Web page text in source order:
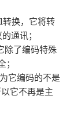
换，它将转
通讯；
除了编码特殊
它编码的不是
它不再是主